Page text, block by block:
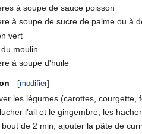
à soupe de sauce poisson
à soupe de sucre de palme ou à
vert
moulin
à soupe d'huile
[modifier]
les légumes (carottes, courgette,
l’ail et le gingembre, les
bout de 2 min, ajouter la pâte de